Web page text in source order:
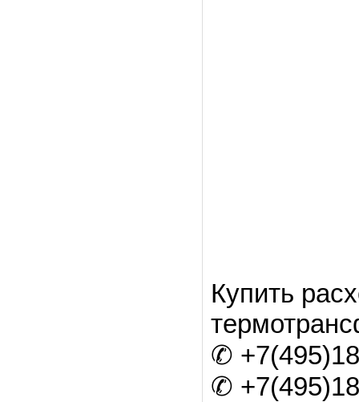
Купить
✆
✆